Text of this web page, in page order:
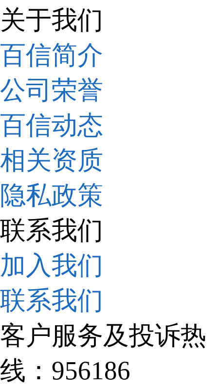
关于我们
百信简介
公司荣誉
百信动态
相关资质
隐私政策
联系我们
加入我们
联系我们
客户服务及投诉热
线：956186